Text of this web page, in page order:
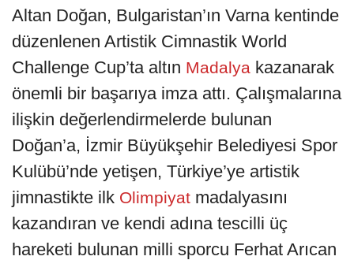
Altan Doğan, Bulgaristan’ın Varna kentinde
düzenlenen Artistik Cimnastik World
Challenge Cup’ta altın Madalya kazanarak
önemli bir başarıya imza attı. Çalışmalarına
ilişkin değerlendirmelerde bulunan
Doğan’a, İzmir Büyükşehir Belediyesi Spor
Kulübü’nde yetişen, Türkiye’ye artistik
jimnastikte ilk Olimpiyat madalyasını
kazandıran ve kendi adına tescilli üç
hareketi bulunan milli sporcu Ferhat Arıcan